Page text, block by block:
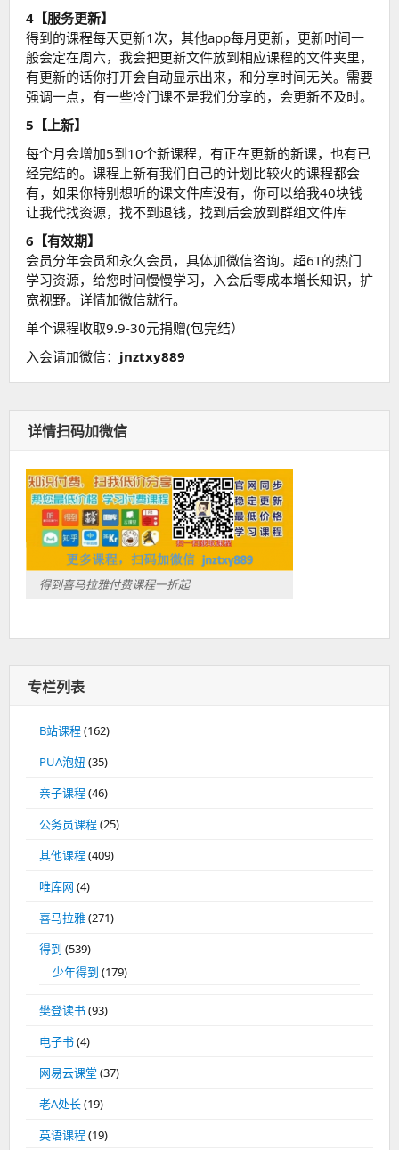
4【服务更新】
得到的课程每天更新1次，其他app每月更新，更新时间一
般会定在周六，我会把更新文件放到相应课程的文件夹里，
有更新的话你打开会自动显示出来，和分享时间无关。需要
强调一点，有一些冷门课不是我们分享的，会更新不及时。
5【上新】
每个月会增加5到10个新课程，有正在更新的新课，也有已
经完结的。课程上新有我们自己的计划比较火的课程都会
有，如果你特别想听的课文件库没有，你可以给我40块钱
让我代找资源，找不到退钱，找到后会放到群组文件库
6【有效期】
会员分年会员和永久会员，具体加微信咨询。超6T的热门
学习资源，给您时间慢慢学习，入会后零成本增长知识，扩
宽视野。详情加微信就行。
单个课程收取9.9-30元捐赠(包完结）
入会请加微信： jnztxy889
详情扫码加微信
得到喜马拉雅付费课程一折起
专栏列表
B站课程(162)
PUA泡妞 (35)
亲子课程(46)
公务员课程(25)
其他课程(409)
唯库网 (4)
喜马拉雅(271)
得到 (539)
少年得到 (179)
樊登读书(93)
电子书(4)
网易云课堂 (37)
老A处长(19)
英语课程(19)